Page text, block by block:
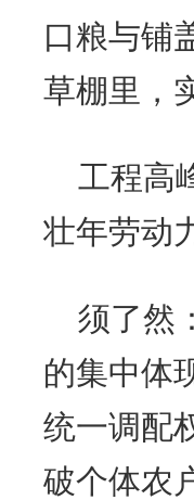
口粮与铺
草棚里，
工程高
壮年劳动
须了然
的集中体
统一调配
破个体农